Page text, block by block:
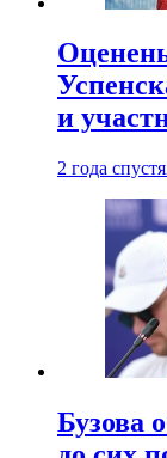
и
2 года спустя
Бузова